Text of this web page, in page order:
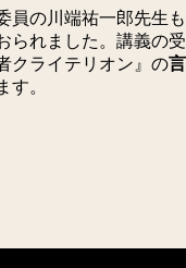
の川端祐一郎先生
られました。講義の
クライテリオン』の
す。